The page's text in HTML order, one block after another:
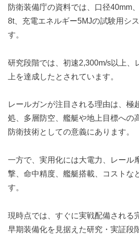
防衛装備庁の資料では、口径40mm
8t、充電エネルギー5MJの試験用シ
す。
研究段階では、初速2,300m/s以上、
上を達成したとされています。
レールガンが注目される理由は、極
処、多層防空、艦艇や地上目標への
防衛技術としての意義にあります。
一方で、実用化には大電力、レール
撃、命中精度、艦艇搭載、コストな
す。
現時点では、すぐに実戦配備される
早期装備化を見据えた研究・実証段